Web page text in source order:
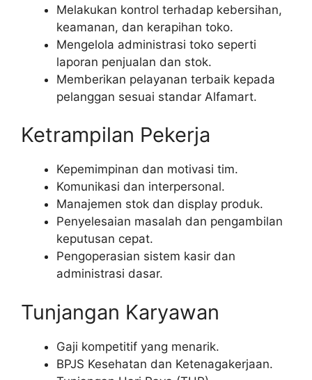
Melakukan kontrol terhadap kebersihan,
keamanan, dan kerapihan toko.
Mengelola administrasi toko seperti
laporan penjualan dan stok.
Memberikan pelayanan terbaik kepada
pelanggan sesuai standar Alfamart.
Ketrampilan Pekerja
Kepemimpinan dan motivasi tim.
Komunikasi dan interpersonal.
Manajemen stok dan display produk.
Penyelesaian masalah dan pengambilan
keputusan cepat.
Pengoperasian sistem kasir dan
administrasi dasar.
Tunjangan Karyawan
Gaji kompetitif yang menarik.
BPJS Kesehatan dan Ketenagakerjaan.